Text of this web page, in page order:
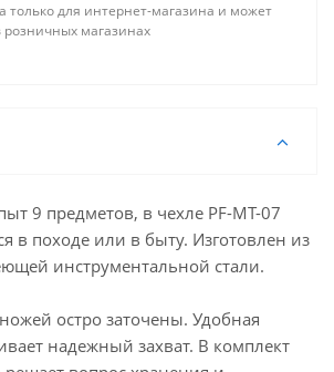
только для интернет-магазина и может
розничных магазинах
9 предметов, в чехле PF-MT-07
в походе или в быту. Изготовлен из
инструментальной стали.
остро заточены. Удобная
надежный захват. В комплект